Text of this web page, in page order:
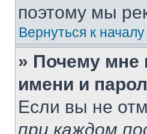
поэтому мы
Вернуться к началу
» Почему мне
имени и
Если вы не
при каждом